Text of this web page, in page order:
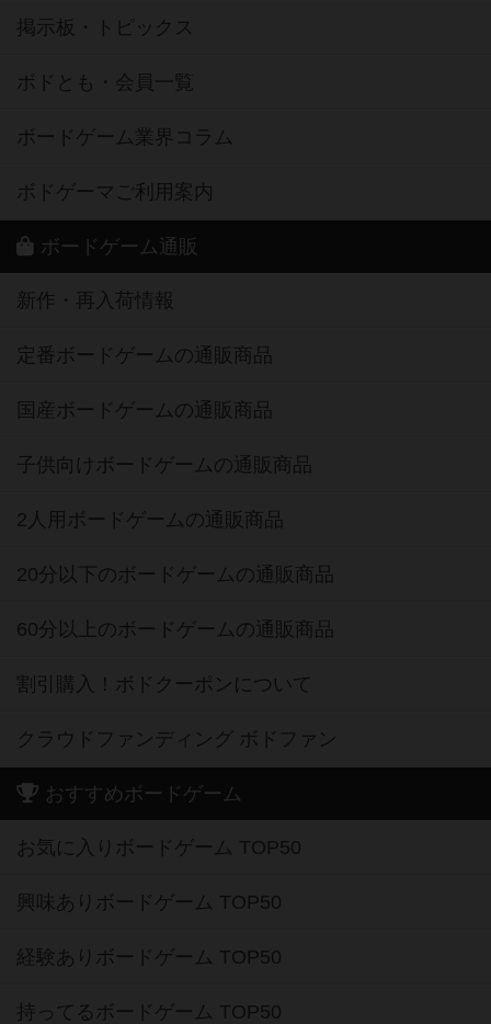
掲示板・トピックス
ボドとも・会員一覧
ボードゲーム業界コラム
ボドゲーマご利用案内
ボードゲーム通販
新作・再入荷情報
定番ボードゲームの通販商品
国産ボードゲームの通販商品
子供向けボードゲームの通販商品
2人用ボードゲームの通販商品
20分以下のボードゲームの通販商品
60分以上のボードゲームの通販商品
割引購入！ボドクーポンについて
クラウドファンディング ボドファン
おすすめボードゲーム
お気に入りボードゲーム TOP50
興味ありボードゲーム TOP50
経験ありボードゲーム TOP50
持ってるボードゲーム TOP50